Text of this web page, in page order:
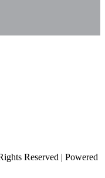
Reserved | Powered